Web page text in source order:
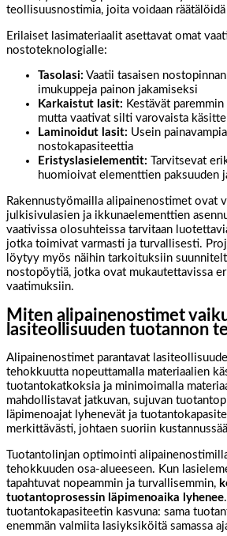
teollisuusnostimia, joita voidaan
Erilaiset lasimateriaalit asettavat omat
nostoteknologialle:
Tasolasi: Vaatii tasaisen
imukuppeja painon jakamiseksi
Karkaistut lasit: Kestävät
mutta vaativat silti varovaista
Laminoidut lasit: Usein
nostokapasiteettia
Eristyslasielementit: Tarvitsevat
huomioivat elementtien paksuuden
Rakennustyömailla alipainenostimet ovat
julkisivulasien ja ikkunaelementtien
vaativissa olosuhteissa tarvitaan
jotka toimivat varmasti ja turvallisesti.
löytyy myös näihin tarkoituksiin
nostopöytiä, jotka ovat mukautettavissa
vaatimuksiin.
Miten alipainenostimet
lasiteollisuuden tuotannon
Alipainenostimet parantavat
tehokkuutta nopeuttamalla materiaalien
tuotantokatkoksia ja minimoimalla
mahdollistavat jatkuvan, sujuvan
läpimenoajat lyhenevät ja
merkittävästi, johtaen suoriin
Tuotantolinjan optimointi
tehokkuuden osa-alueeseen. Kun
tapahtuvat nopeammin ja turvallisemmin,
tuotantoprosessin läpimenoaika lyhenee
tuotantokapasiteetin kasvuna: sama
enemmän valmiita lasiyksiköitä samassa